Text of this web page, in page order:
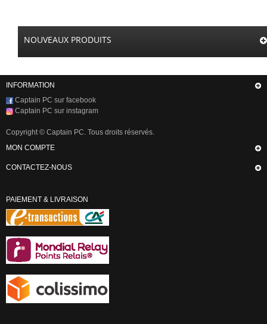
NOUVEAUX PRODUITS
INFORMATION
Captain PC sur facebook
Captain PC sur instagram
Copyright © Captain PC. Tous droits réservés.
MON COMPTE
CONTACTEZ-NOUS
PAIEMENT & LIVRAISON